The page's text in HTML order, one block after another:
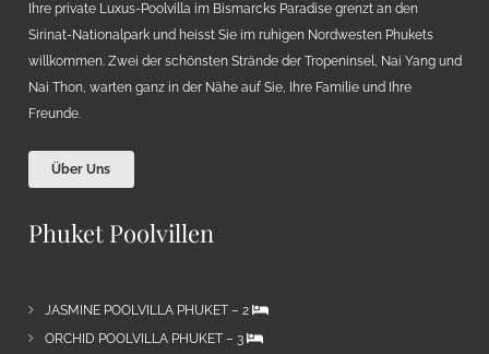
Ihre private Luxus-Poolvilla im Bismarcks Paradise grenzt an den
Sirinat-Nationalpark und heisst Sie im ruhigen Nordwesten Phukets
willkommen. Zwei der schönsten Strände der Tropeninsel, Nai Yang und
Nai Thon, warten ganz in der Nähe auf Sie, Ihre Familie und Ihre
Freunde.
Über Uns
Phuket Poolvillen
JASMINE POOLVILLA PHUKET – 2
ORCHID POOLVILLA PHUKET – 3